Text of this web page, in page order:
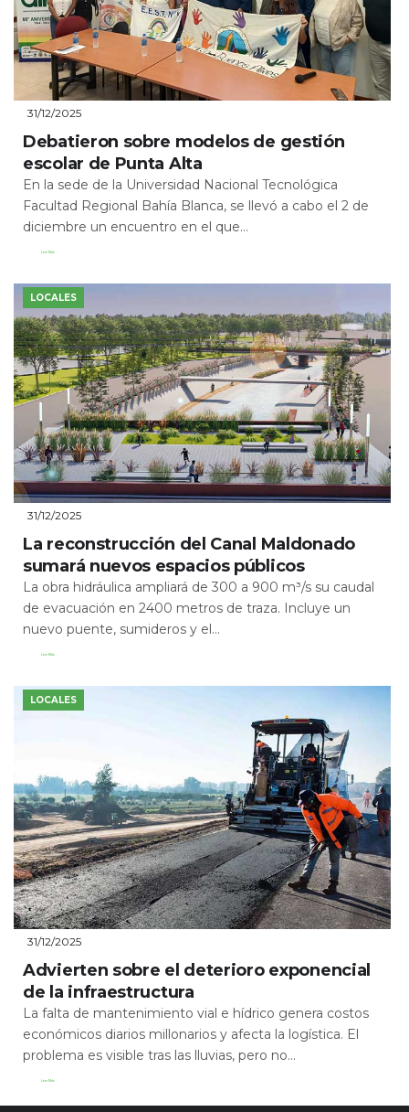
31/12/2025
Debatieron sobre modelos de gestión
escolar de Punta Alta
En la sede de la Universidad Nacional Tecnológica
Facultad Regional Bahía Blanca, se llevó a cabo el 2 de
diciembre un encuentro en el que...
Leer Más
LOCALES
31/12/2025
La reconstrucción del Canal Maldonado
sumará nuevos espacios públicos
La obra hidráulica ampliará de 300 a 900 m³/s su caudal
de evacuación en 2400 metros de traza. Incluye un
nuevo puente, sumideros y el...
Leer Más
LOCALES
31/12/2025
Advierten sobre el deterioro exponencial
de la infraestructura
La falta de mantenimiento vial e hídrico genera costos
económicos diarios millonarios y afecta la logística. El
problema es visible tras las lluvias, pero no...
Leer Más